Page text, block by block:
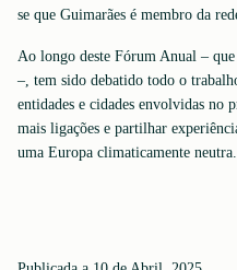
se que Guimarães é membro da
Ao longo deste Fórum Anual – que
–, tem sido debatido todo o
entidades e cidades envolvidas no
mais ligações e partilhar
uma Europa climaticamente neutra.